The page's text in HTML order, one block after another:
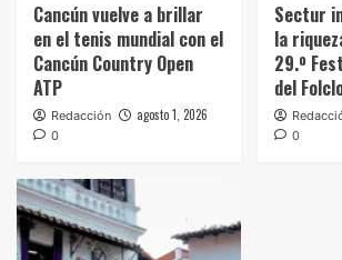
Cancún vuelve a brillar
en el tenis mundial con el
Cancún Country Open
ATP
Redacción agosto 1, 2026
0
Sectur
la
29.º
del
0